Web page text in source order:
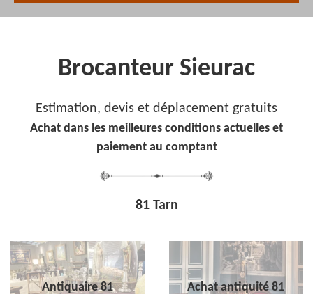
Brocanteur Sieurac
Estimation, devis et déplacement gratuits
Achat dans les meilleures conditions actuelles et
paiement au comptant
81 Tarn
Antiquaire 81 Achat antiquité 81